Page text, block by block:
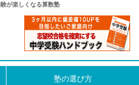
が楽しくなる算数塾
塾の選び方